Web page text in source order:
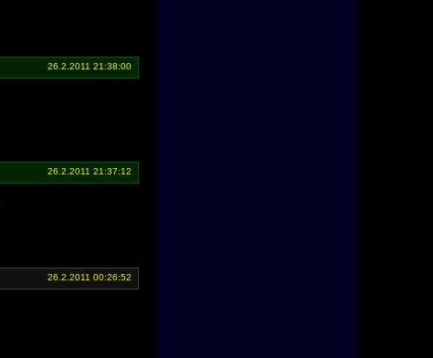
26.2.2011 21:38:00
26.2.2011 21:37:12
26.2.2011 00:26:52